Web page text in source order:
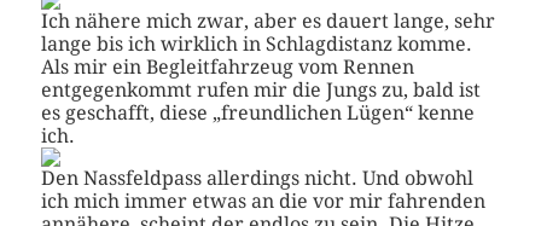
Ich nähere mich zwar, aber es dauert lange, sehr
lange bis ich wirklich in Schlagdistanz komme.
Als mir ein Begleitfahrzeug vom Rennen
entgegenkommt rufen mir die Jungs zu, bald ist
es geschafft, diese „freundlichen Lügen“ kenne
ich.
Den Nassfeldpass allerdings nicht. Und obwohl
ich mich immer etwas an die vor mir fahrenden